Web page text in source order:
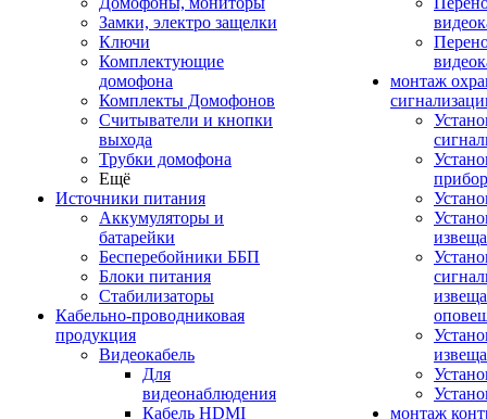
Замки, электро защелки
Ключи
Комплектующие
домофона
Комплекты Домофонов
Считыватели и кнопки
выхода
Трубки домофона
Ещё
Источники питания
Аккумуляторы и
батарейки
Бесперебойники ББП
Блоки питания
Стабилизаторы
Кабельно-проводниковая
продукция
Видеокабель
Для
видеонаблюдения
Кабель HDMI
монтаж
монтаж